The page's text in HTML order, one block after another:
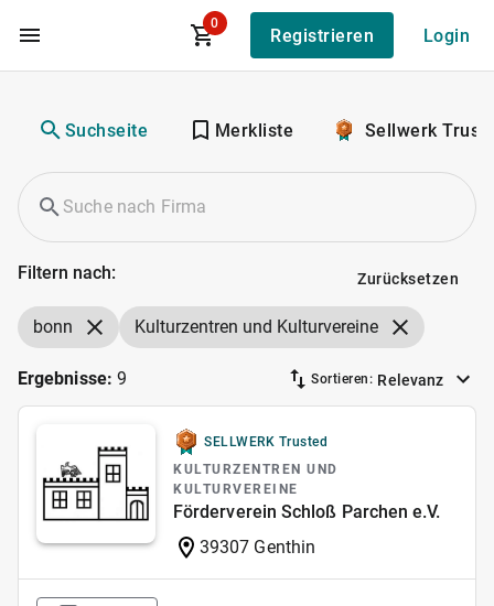
Zum Hauptinhalt
0
Registrieren Login
Suchseite Merkliste Sellwerk
Filtern nach: Zurücksetzen
bonn Kulturzentren und Kulturvereine
Ergebnisse: 9 Sortieren: Relevanz
SELLWERK Trusted
KULTURZENTREN UND
KULTURVEREINE
Förderverein Schloß Parchen e.V.
39307 Genthin